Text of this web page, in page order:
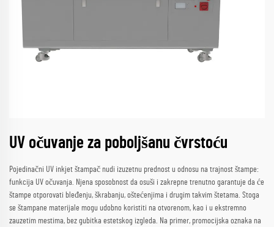
UV očuvanje za poboljšanu čvrstoću
Pojedinačni UV inkjet štampač nudi izuzetnu prednost u odnosu na trajnost štampe:
funkcija UV očuvanja. Njena sposobnost da osuši i zakrepne trenutno garantuje da će
štampe otporovati bleđenju, škrabanju, oštećenjima i drugim takvim štetama. Stoga
se štampane materijale mogu udobno koristiti na otvorenom, kao i u ekstremno
zauzetim mestima, bez gubitka estetskog izgleda. Na primer, promocijska oznaka na